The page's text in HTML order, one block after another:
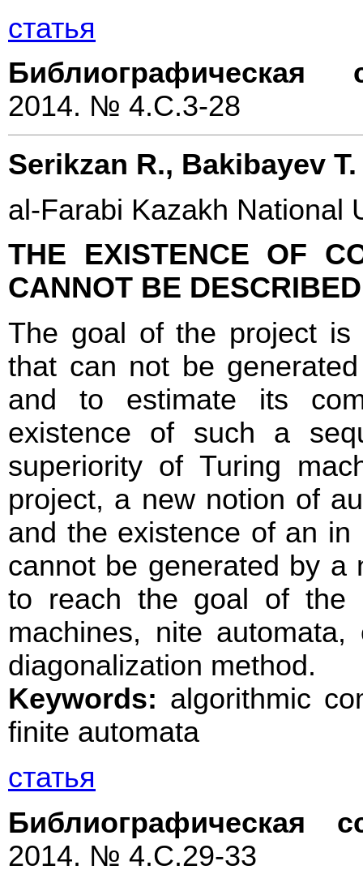
статья
Библиографическая
2014. № 4.С.3-28
Serikzan R., Bakibayev T.
al-Farabi Kazakh National
THE EXISTENCE OF
CANNOT BE
The goal of the project is
that can not be
and to estimate its
existence of such a
superiority of Turing
project, a new notion of
and the existence of an
cannot be generated by a
to reach the goal of the
machines, nite
diagonalization method.
Keywords: algorithmic
finite automata
статья
Библиографическая
2014. № 4.С.29-33